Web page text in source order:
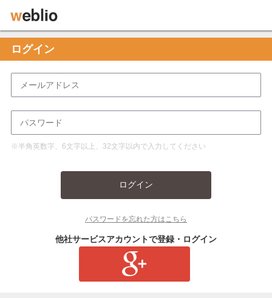
ログイン
※半角英数字、6文字以上、32文字以内で入力してください
ログイン
パスワードを忘れた方はこちら
他社サービスアカウントで登録・ログイン